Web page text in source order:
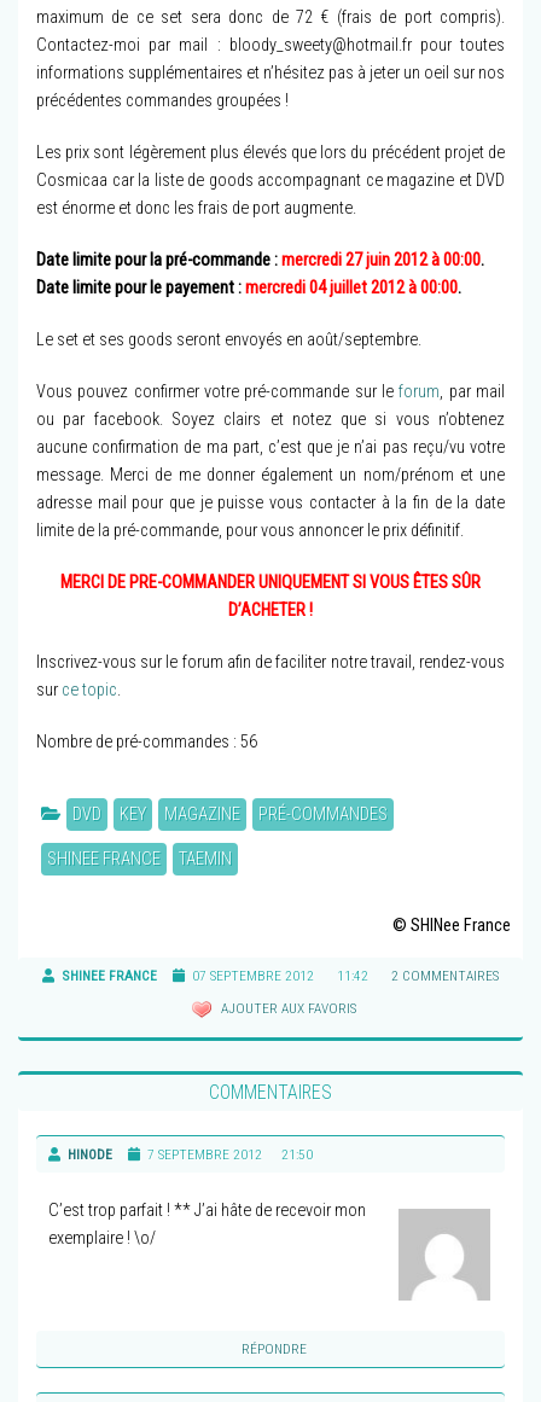
maximum de ce set sera donc de 72 € (frais de port compris).
Contactez-moi par mail : bloody_sweety@hotmail.fr pour toutes
informations supplémentaires et n’hésitez pas à jeter un oeil sur nos
précédentes commandes groupées !
Les prix sont légèrement plus élevés que lors du précédent projet de
Cosmicaa car la liste de goods accompagnant ce magazine et DVD
est énorme et donc les frais de port augmente.
Date limite pour la pré-commande :mercredi 27 juin 2012 à 00:00.
Date limite pour le payement :mercredi 04 juillet 2012 à 00:00.
Le set et ses goods seront envoyés en août/septembre.
Vous pouvez confirmer votre pré-commande sur leforum, par mail
ou par facebook. Soyez clairs et notez que si vous n’obtenez
aucune confirmation de ma part, c’est que je n’ai pas reçu/vu votre
message. Merci de me donner également un nom/prénom et une
adresse mail pour que je puisse vous contacter à la fin de la date
limite de la pré-commande, pour vous annoncer le prix définitif.
MERCI DE PRE-COMMANDER UNIQUEMENT SI VOUS ÊTES SÛR
D’ACHETER !
Inscrivez-vous sur le forum afin de faciliter notre travail, rendez-vous
sur ce topic.
Nombre de pré-commandes : 56
DVD KEY MAGAZINE PRÉ-COMMANDES
SHINEE FRANCE TAEMIN
© SHINee France
SHINEE FRANCE 07 SEPTEMBRE 2012 11:42
2 COMMENTAIRES
AJOUTER AUX FAVORIS
COMMENTAIRES
HINODE 7 SEPTEMBRE 2012 21:50
C’est trop parfait ! ** J’ai hâte de recevoir mon
exemplaire ! \o/
RÉPONDRE